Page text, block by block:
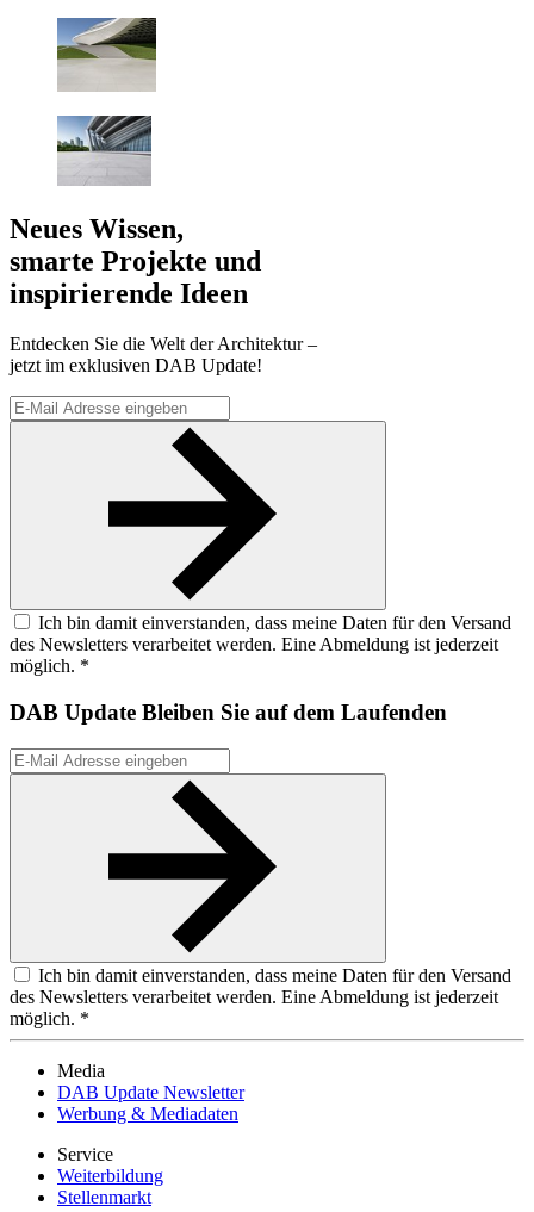
Neues Wissen,
smarte Projekte und
inspirierende Ideen
Entdecken Sie die Welt der Architektur –
jetzt im exklusiven DAB Update!
Ich bin damit einverstanden, dass meine Daten für den Versand
des Newsletters verarbeitet werden. Eine Abmeldung ist jederzeit
möglich. *
DAB Update Bleiben Sie auf dem Laufenden
Ich bin damit einverstanden, dass meine Daten für den Versand
des Newsletters verarbeitet werden. Eine Abmeldung ist jederzeit
möglich. *
Media
DAB Update Newsletter
Werbung & Mediadaten
Service
Weiterbildung
Stellenmarkt